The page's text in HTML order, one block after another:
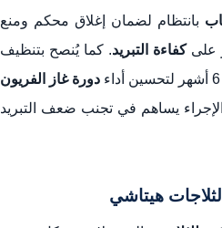
بانتظام لضمان إغلاق محكم ومنع
علىكفاءة التبريد. كما يُنصح بتنظيف
دورة غاز الفريون
يساهم في تجنب ضعف التبريد
هيتاشي